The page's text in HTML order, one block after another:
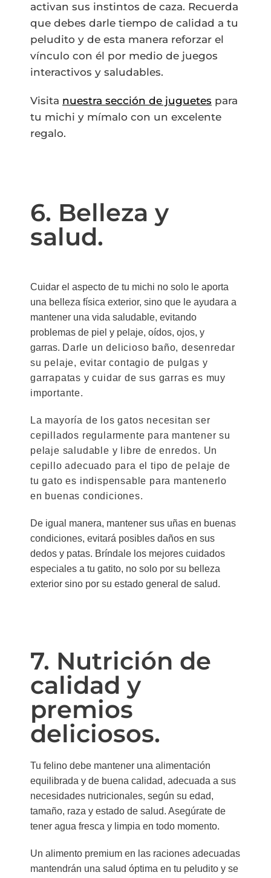
activan sus instintos de caza. Recuerda
que debes darle tiempo de calidad a tu
peludito y de esta manera reforzar el
vínculo con él por medio de juegos
interactivos y saludables.
Visita nuestra sección de juguetes para
tu michi y mímalo con un excelente
regalo.
6. Belleza y
salud.
Cuidar el aspecto de tu michi no solo le aporta
una belleza física exterior, sino que le ayudara a
mantener una vida saludable, evitando
problemas de piel y pelaje, oídos, ojos, y
garras. Darle un delicioso baño, desenredar
su pelaje, evitar contagio de pulgas y
garrapatas y cuidar de sus garras es muy
importante.
La mayoría de los gatos necesitan ser
cepillados regularmente para mantener su
pelaje saludable y libre de enredos. Un
cepillo adecuado para el tipo de pelaje de
tu gato es indispensable para mantenerlo
en buenas condiciones.
De igual manera, mantener sus uñas en buenas
condiciones, evitará posibles daños en sus
dedos y patas. Bríndale los mejores cuidados
especiales a tu gatito, no solo por su belleza
exterior sino por su estado general de salud.
7. Nutrición de
calidad y
premios
deliciosos.
Tu felino debe mantener una alimentación
equilibrada y de buena calidad, adecuada a sus
necesidades nutricionales, según su edad,
tamaño, raza y estado de salud. Asegúrate de
tener agua fresca y limpia en todo momento.
Un alimento premium en las raciones adecuadas
mantendrán una salud óptima en tu peludito y se